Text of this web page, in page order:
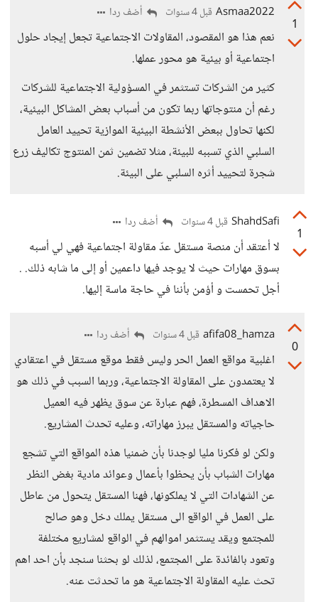
1
Asmaa2022 قبل 4 سنوات أضف ردا
نعم هذا هو المقصود، المقاولات الاجتماعية تجعل إيجاد حلول
اجتماعية أو بيئية هو محور عملها.
كثير من الشركات تستثمر في المسؤولية الاجتماعية للشركات
رغم أن منتوجاتها ربما تكون من أسباب بعض المشاكل البيئية،
لكنها تحاول ببعض الأنشطة البيئية الموازية تحييد العامل
السلبي الذي تسببه للبيئة، مثلا تضمين ثمن المنتوج تكاليف زرع
شجرة لتحييد أثره السلبي على البيئة.
1
ShahdSafi قبل 4 سنوات أضف ردا
لا أعتقد أن منصة مستقل عدّ مقاولة اجتماعية فهي لي أسبه
بسوق مهارات حيث لا يوجد فيها داعمين أو إلى ما شابه ذلك. .
أجل تحمست و أؤمن بأننا في حاجة ماسة إليها.
0
afifa08_hamza قبل 4 سنوات أضف ردا
اغلبية مواقع العمل الحر وليس فقط موقع مستقل في اعتقادي
لا يعتمدون على المقاولة الاجتماعية، وربما السبب في ذلك هو
الاهداف المسطرة، فهم عبارة عن سوق يظهر فيه العميل
حاجياته والمستقل يبرز مهاراته، وعليه تحدث المشاريع.
ولكن لو فكرنا مليا لوجدنا بأن ضمنيا هذه المواقع التي تشجع
مهارات الشباب بأن يحظوا بأعمال وعوائد مادية بغض النظر
عن الشهادات التي لا يملكونها، فهنا المستقل يتحول من عاطل
على العمل في الواقع الى مستقل يملك دخل وهو صالح
للمجتمع ويقد يستثمر اموالهم في الواقع لمشاريع مختلفة
وتعود بالفائدة على المجتمع، لذلك لو بحثنا سنجد بأن احد اهم
تحث عليه المقاولة الاجتماعية هو ما تحدثت عنه.